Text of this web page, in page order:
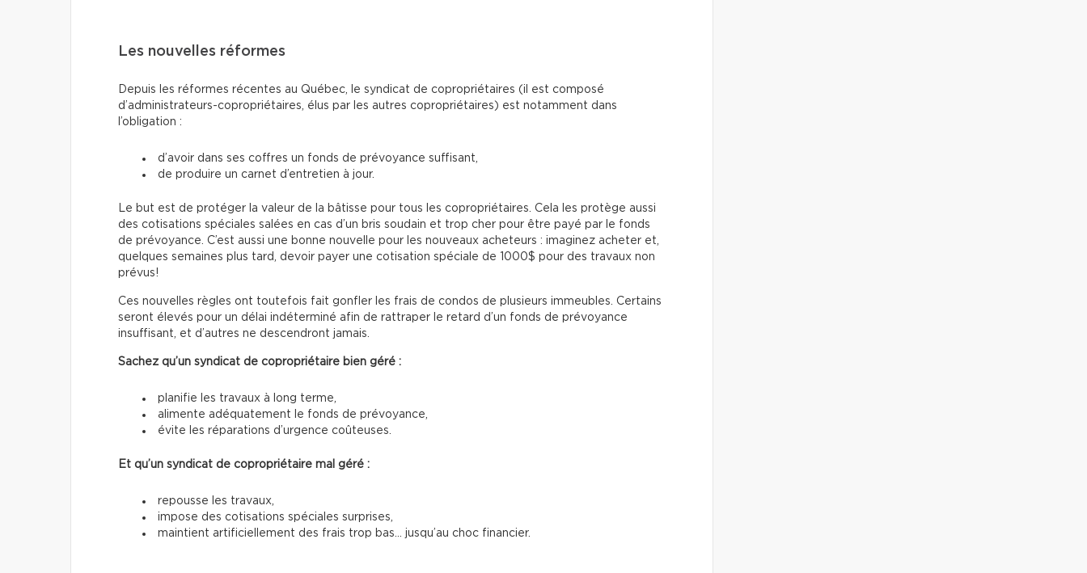
Les nouvelles réformes
Depuis les réformes récentes au Québec, le syndicat de copropriétaires (il est composé
d’administrateurs-copropriétaires, élus par les autres copropriétaires) est notamment dans
l’obligation :
d’avoir dans ses coffres un fonds de prévoyance suffisant,
de produire un carnet d’entretien à jour.
Le but est de protéger la valeur de la bâtisse pour tous les copropriétaires. Cela les protège aussi
des cotisations spéciales salées en cas d’un bris soudain et trop cher pour être payé par le fonds
de prévoyance. C’est aussi une bonne nouvelle pour les nouveaux acheteurs : imaginez acheter et,
quelques semaines plus tard, devoir payer une cotisation spéciale de 1000$ pour des travaux non
prévus!
Ces nouvelles règles ont toutefois fait gonfler les frais de condos de plusieurs immeubles. Certains
seront élevés pour un délai indéterminé afin de rattraper le retard d’un fonds de prévoyance
insuffisant, et d’autres ne descendront jamais.
Sachez qu’un syndicat de copropriétaire bien géré :
planifie les travaux à long terme,
alimente adéquatement le fonds de prévoyance,
évite les réparations d’urgence coûteuses.
Et qu’un syndicat de copropriétaire mal géré :
repousse les travaux,
impose des cotisations spéciales surprises,
maintient artificiellement des frais trop bas… jusqu’au choc financier.